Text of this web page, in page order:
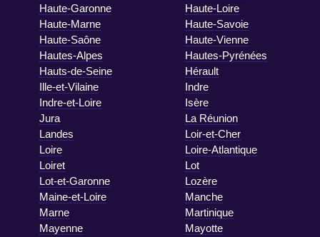
Haute-Garonne
Haute-Loire
Haute-Marne
Haute-Savoie
Haute-Saône
Haute-Vienne
Hautes-Alpes
Hautes-Pyrénées
Hauts-de-Seine
Hérault
Ille-et-Vilaine
Indre
Indre-et-Loire
Isère
Jura
La Réunion
Landes
Loir-et-Cher
Loire
Loire-Atlantique
Loiret
Lot
Lot-et-Garonne
Lozère
Maine-et-Loire
Manche
Marne
Martinique
Mayenne
Mayotte